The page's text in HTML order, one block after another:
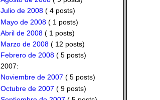
Julio de 2008( 4 posts)
Mayo de 2008( 1 posts)
Abril de 2008( 1 posts)
Marzo de 2008( 12 posts)
Febrero de 2008( 5 posts)
2007:
Noviembre de 2007 ( 5 posts)
Octubre de 2007 ( 9 posts)